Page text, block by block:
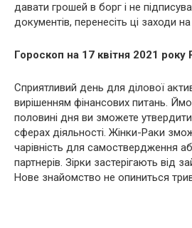
давати грошей в борг і не
документів, перенесіть ці заходи
Гороскоп на 17 квітня 2021 року
Сприятливий день для ділової
вирішенням фінансових питань.
половині дня ви зможете
сферах діяльності. Жінки-Раки
чарівність для самоствердження
партнерів. Зірки застерігають від
Нове знайомство не опиниться